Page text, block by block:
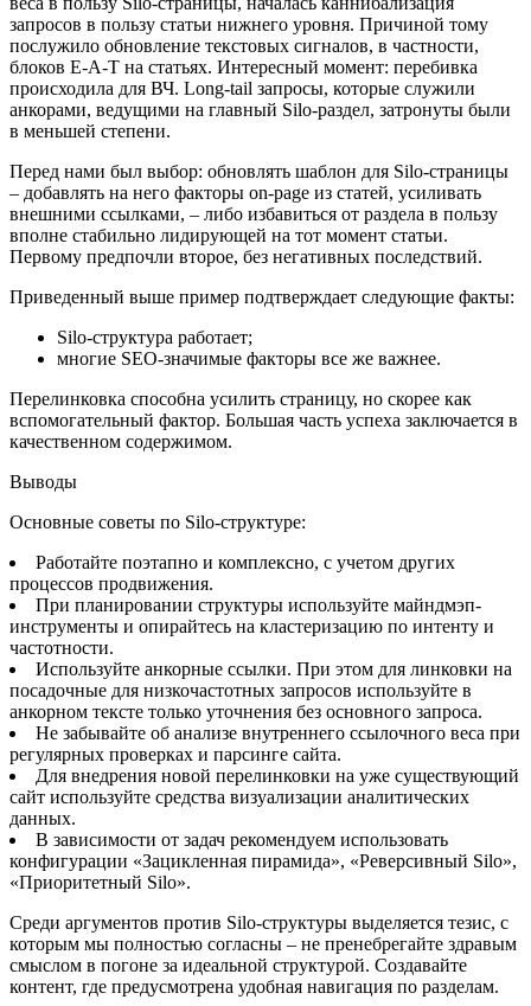
запросов в пользу статьи нижнего уровня. Причиной тому
послужило обновление текстовых сигналов, в частности,
блоков E-A-T на статьях. Интересный момент: перебивка
происходила для ВЧ. Long-tail запросы, которые служили
анкорами, ведущими на главный Silo-раздел, затронуты были
в меньшей степени.
Перед нами был выбор: обновлять шаблон для Silo-страницы
– добавлять на него факторы on-page из статей, усиливать
внешними ссылками, – либо избавиться от раздела в пользу
вполне стабильно лидирующей на тот момент статьи.
Первому предпочли второе, без негативных последствий.
Приведенный выше пример подтверждает следующие факты:
Silo-структура работает;
многие SEO-значимые факторы все же важнее.
Перелинковка способна усилить страницу, но скорее как
вспомогательный фактор. Большая часть успеха заключается в
качественном содержимом.
Выводы
Основные советы по Silo-структуре:
Работайте поэтапно и комплексно, с учетом других
процессов продвижения.
При планировании структуры используйте майндмэп-
инструменты и опирайтесь на кластеризацию по интенту и
частотности.
Используйте анкорные ссылки. При этом для линковки на
посадочные для низкочастотных запросов используйте в
анкорном тексте только уточнения без основного запроса.
Не забывайте об анализе внутреннего ссылочного веса при
регулярных проверках и парсинге сайта.
Для внедрения новой перелинковки на уже существующий
сайт используйте средства визуализации аналитических
данных.
В зависимости от задач рекомендуем использовать
конфигурации «Зацикленная пирамида», «Реверсивный Silo»,
«Приоритетный Silo».
Среди аргументов против Silo-структуры выделяется тезис, с
которым мы полностью согласны – не пренебрегайте здравым
смыслом в погоне за идеальной структурой. Создавайте
контент, где предусмотрена удобная навигация по разделам.